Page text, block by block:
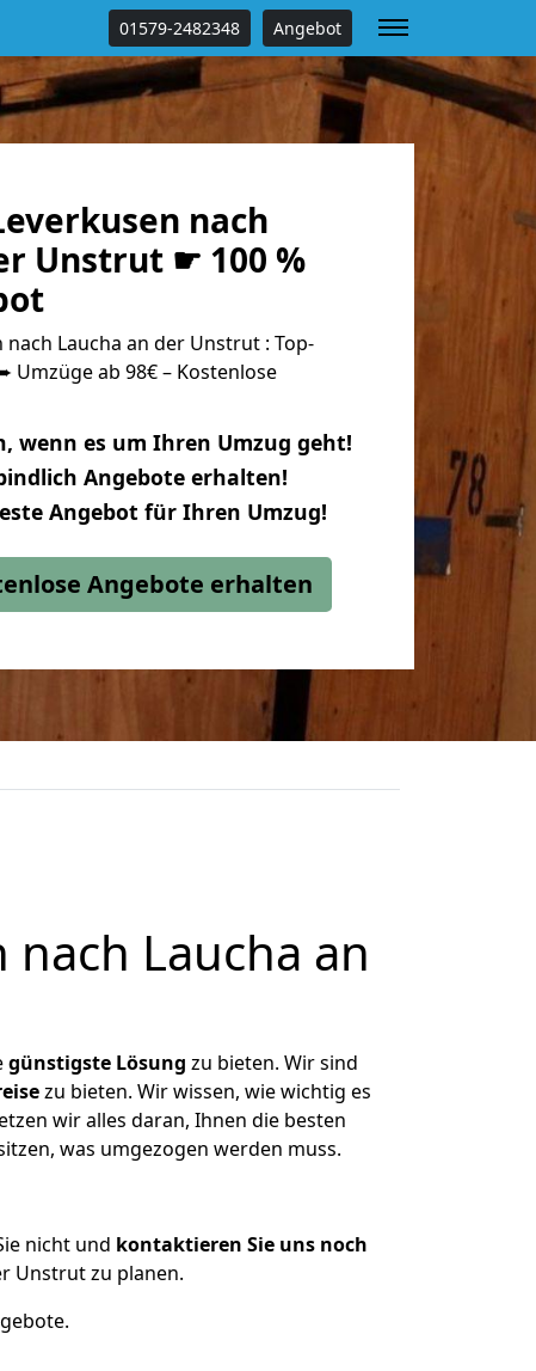
01579-2482348 Angebot
nach
Unstrut ☛ 100 %
Laucha an der Unstrut : Top-
Umzüge ab 98€ – Kostenlose
wenn es um Ihren Umzug geht!
Angebote erhalten!
Angebot für Ihren Umzug!
Angebote erhalten
Laucha an
günstigste Lösung zu bieten. Wir sind
zu bieten. Wir wissen, wie wichtig es
wir alles daran, Ihnen die besten
was umgezogen werden muss.
nicht und kontaktieren Sie uns noch
Unstrut zu planen.